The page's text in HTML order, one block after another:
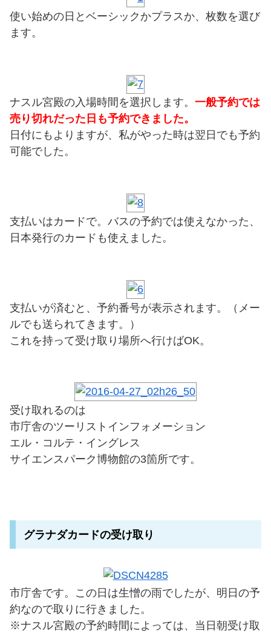
使い始めの日とベーシックかプラスか、枚数を選び
ます。
ナスル宮殿の入場時間を選択します。 一般予約では
売り切れだった日も予約できました。
日付にもよりますが、私がやった時は翌日でも予約
可能でした。
支払いはカードで。バスの予約では使えなかった、
日本発行のカードも使えました。
支払いが済むと、予約番号が表示されます。（メー
ルでも送られてきます。）
これを持って受け取り場所へ行けばOK。
受け取れるのは
市庁舎のツーリストインフォメーション
エル・コルテ・イングレス
サイエンスパーク博物館の3箇所です。
グラナダカードの受け取り
市庁舎です。この日は生憎の雨でしたが、明日の予
約なので取りに行きました。
※ナスル宮殿の予約時間によっては、当日朝受け取